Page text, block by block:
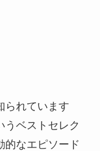
られています
うベストセレク
的なエピソード